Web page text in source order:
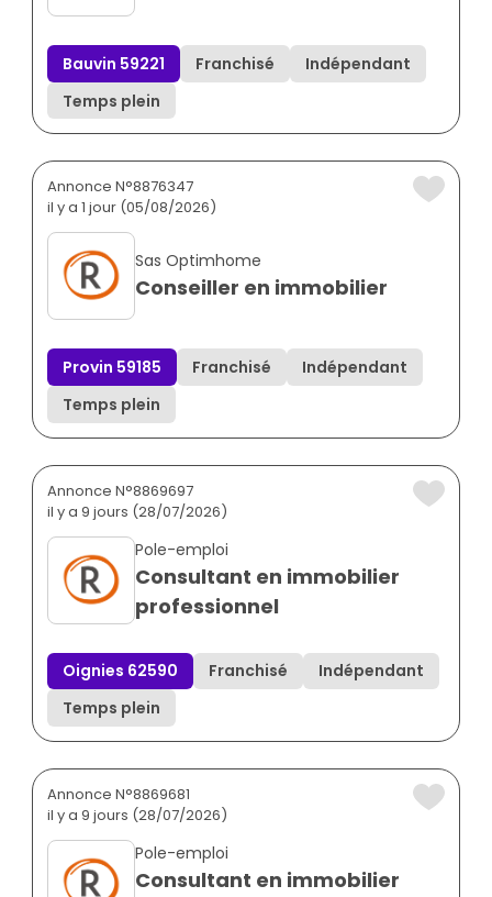
Bauvin 59221 Franchisé
Indépendant
Temps plein
Annonce N°8876347
il y a 1 jour (05/08/2026)
Sas Optimhome
Conseiller en immobilier
Provin 59185 Franchisé
Indépendant
Temps plein
Annonce N°8869697
il y a 9 jours (28/07/2026)
Pole-emploi
Consultant en immobilier
professionnel
Oignies 62590 Franchisé
Indépendant
Temps plein
Annonce N°8869681
il y a 9 jours (28/07/2026)
Pole-emploi
Consultant en immobilier